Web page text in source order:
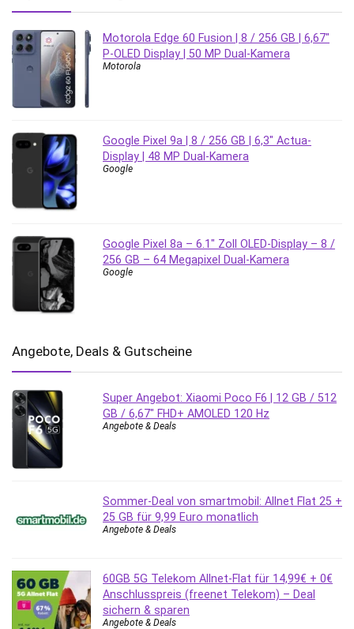
Motorola Edge 60 Fusion | 8 / 256 GB | 6,67″
P-OLED Display | 50 MP Dual-Kamera
Motorola
Google Pixel 9a | 8 / 256 GB | 6,3″ Actua-
Display | 48 MP Dual-Kamera
Google
Google Pixel 8a – 6.1″ Zoll OLED-Display – 8 /
256 GB – 64 Megapixel Dual-Kamera
Google
Angebote, Deals & Gutscheine
Super Angebot: Xiaomi Poco F6 | 12 GB / 512
GB / 6,67″ FHD+ AMOLED 120 Hz
Angebote & Deals
Sommer-Deal von smartmobil: Allnet Flat 25 +
25 GB für 9,99 Euro monatlich
Angebote & Deals
60GB 5G Telekom Allnet-Flat für 14,99€ + 0€
Anschlusspreis (freenet Telekom) – Deal
sichern & sparen
Angebote & Deals